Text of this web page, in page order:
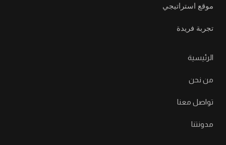
موقع استراتيجي
تجربة فريدة
الرئيسية
من نحن
تواصل معنا
مدونتنا